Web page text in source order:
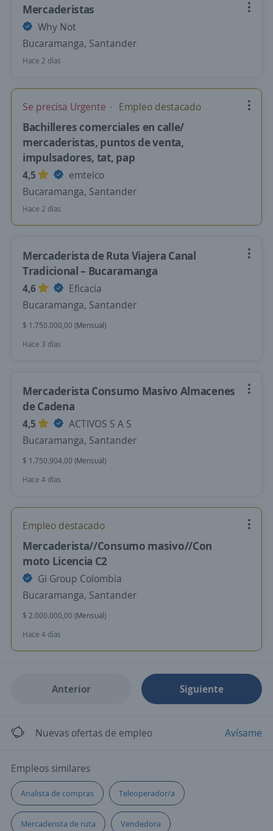
Mercaderistas
Why Not
Bucaramanga, Santander
Hace 2 días
Se precisa Urgente Empleo destacado
Bachilleres comerciales en calle/
mercaderistas, puntos de venta,
impulsadores, tat, pap
4,5
emtelco
Bucaramanga, Santander
Hace 2 días
Mercaderista de Ruta Viajera Canal
Tradicional – Bucaramanga
4,6
Eficacia
Bucaramanga, Santander
$ 1.750.000,00 (Mensual)
Hace 3 días
Mercaderista Consumo Masivo Almacenes
de Cadena
4,5
ACTIVOS S A S
Bucaramanga, Santander
$ 1.750.904,00 (Mensual)
Hace 4 días
Empleo destacado
Mercaderista//Consumo masivo//Con
moto Licencia C2
Gi Group Colombia
Bucaramanga, Santander
$ 2.000.000,00 (Mensual)
Hace 4 días
Anterior Siguiente
Nuevas ofertas de empleo Avísame
Empleos similares
Analista de compras Teleoperador/a
Mercaderista de ruta Vendedora